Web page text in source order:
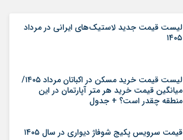
لیست قیمت جدید لاستیک‌های ایرانی در مرداد
۱۴۰۵
لیست قیمت خرید مسکن در اکباتان مرداد ۱۴۰۵/
میانگین قیمت خرید هر متر آپارتمان در این
منطقه چقدر است؟ + جدول
قیمت سرویس پکیج شوفاژ دیواری در سال ۱۴۰۵